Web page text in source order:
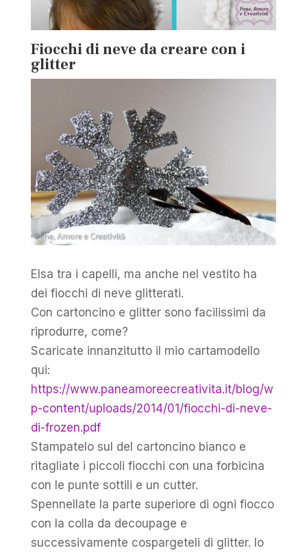
Fiocchi di neve da creare con i
glitter
Elsa tra i capelli, ma anche nel vestito ha
dei fiocchi di neve glitterati.
Con cartoncino e glitter sono facilissimi da
riprodurre, come?
Scaricate innanzitutto il mio cartamodello
qui:
https://www.paneamoreecreativita.it/blog/w
p-content/uploads/2014/01/fiocchi-di-neve-
di-frozen.pdf
Stampatelo sul del cartoncino bianco e
ritagliate i piccoli fiocchi con una forbicina
con le punte sottili e un cutter.
Spennellate la parte superiore di ogni fiocco
con la colla da decoupage e
successivamente cospargeteli di glitter. Io